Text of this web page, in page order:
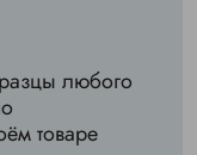
любого
товаре